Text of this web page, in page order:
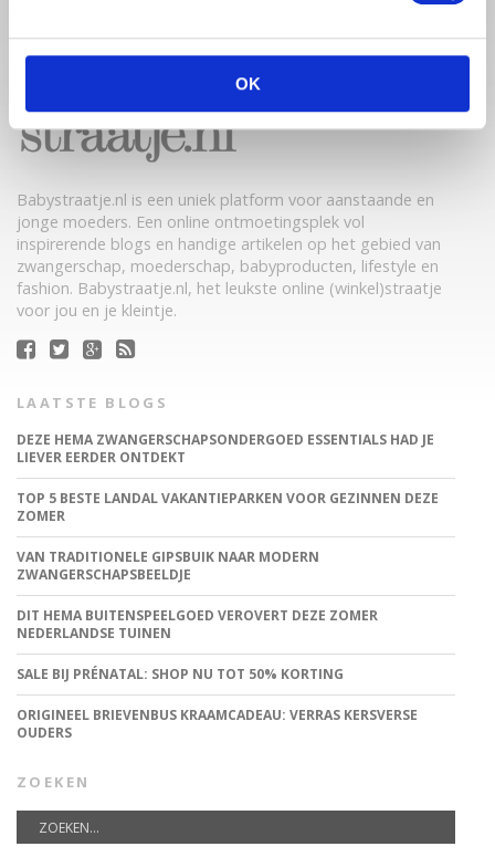
OK
Babystraatje.nl is een uniek platform voor aanstaande en
jonge moeders. Een online ontmoetingsplek vol
inspirerende blogs en handige artikelen op het gebied van
zwangerschap, moederschap, babyproducten, lifestyle en
fashion. Babystraatje.nl, het leukste online (winkel)straatje
voor jou en je kleintje.
LAATSTE BLOGS
DEZE HEMA ZWANGERSCHAPSONDERGOED ESSENTIALS HAD JE
LIEVER EERDER ONTDEKT
TOP 5 BESTE LANDAL VAKANTIEPARKEN VOOR GEZINNEN DEZE
ZOMER
VAN TRADITIONELE GIPSBUIK NAAR MODERN
ZWANGERSCHAPSBEELDJE
DIT HEMA BUITENSPEELGOED VEROVERT DEZE ZOMER
NEDERLANDSE TUINEN
SALE BIJ PRÉNATAL: SHOP NU TOT 50% KORTING
ORIGINEEL BRIEVENBUS KRAAMCADEAU: VERRAS KERSVERSE
OUDERS
ZOEKEN